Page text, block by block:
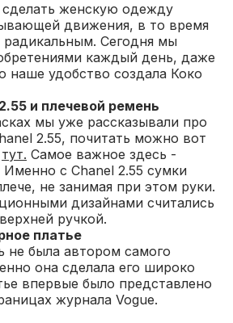
женскую одежду
движения, в то время
радикальным. Сегодня мы
каждый день, даже
наше удобство создала Коко
и плечевой ремень
мы уже рассказывали про
2.55, почитать можно вот
тут. Самое важное здесь -
Именно с Chanel 2.55 сумки
не занимая при этом руки.
дизайнами считались
ручкой.
платье
не была автором самого
она сделала его широко
впервые было представлено
журнала Vogue.